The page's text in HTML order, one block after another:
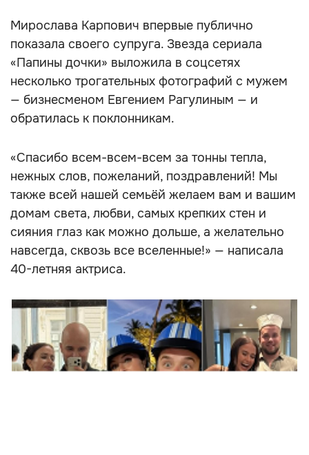
Мирослава Карпович впервые публично
показала своего супруга. Звезда сериала
«Папины дочки» выложила в соцсетях
несколько трогательных фотографий с мужем
— бизнесменом Евгением Рагулиным — и
обратилась к поклонникам.
«Спасибо всем-всем-всем за тонны тепла,
нежных слов, пожеланий, поздравлений! Мы
также всей нашей семьёй желаем вам и вашим
домам света, любви, самых крепких стен и
сияния глаз как можно дольше, а желательно
навсегда, сквозь все вселенные!» — написала
40-летняя актриса.